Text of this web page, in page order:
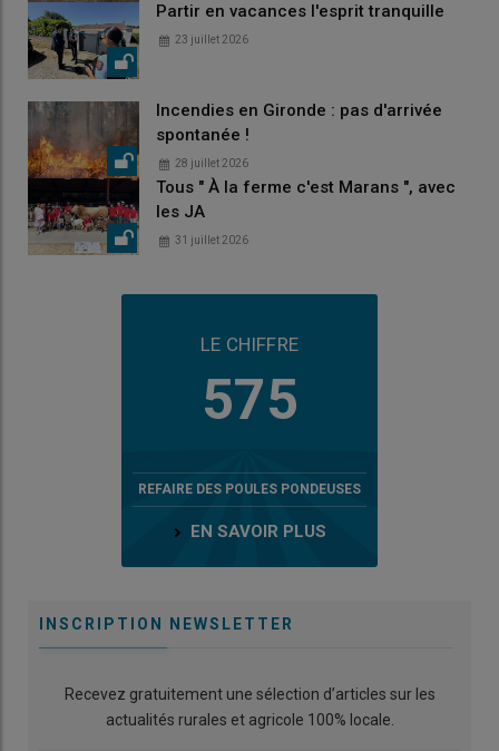
Partir en vacances l'esprit tranquille
23 juillet 2026
Incendies en Gironde : pas d'arrivée
spontanée !
28 juillet 2026
Tous " À la ferme c'est Marans ", avec
les JA
31 juillet 2026
LE CHIFFRE
575
REFAIRE DES POULES PONDEUSES
EN SAVOIR PLUS
INSCRIPTION NEWSLETTER
Recevez gratuitement une sélection d’articles sur les
actualités rurales et agricole 100% locale.